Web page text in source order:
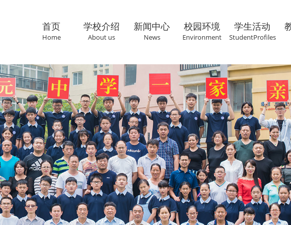
首页
Home
学校介绍
About us
新闻中心
News
校园环境
Environment
学生活动
StudentProfiles
联系我们
Cantact us